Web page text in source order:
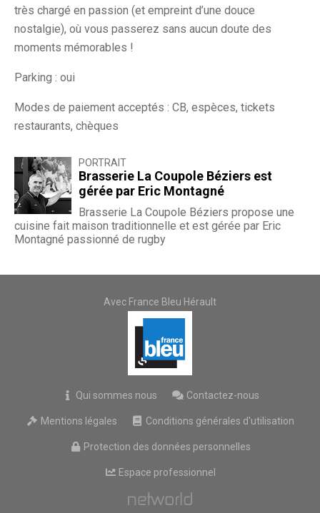
très chargé en passion (et empreint d’une douce
nostalgie), où vous passerez sans aucun doute des
moments mémorables !
Parking : oui
Modes de paiement acceptés : CB, espèces, tickets
restaurants, chèques
PORTRAIT
Brasserie La Coupole Béziers est
gérée par Eric Montagné
Brasserie La Coupole Béziers propose une
cuisine fait maison traditionnelle et est gérée par Eric
Montagné passionné de rugby
Avec France Bleu Hérault
Qui sommes nous Contactez-nous
Mentions légales Conditions générales d'utilisation
Protection des données personnelles
Espace professionnel